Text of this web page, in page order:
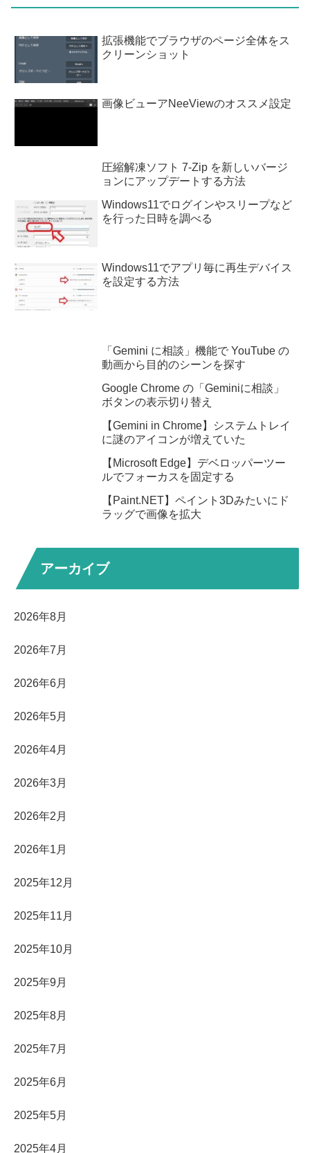
拡張機能でブラウザのページ全体をス
クリーンショット
画像ビューアNeeViewのオススメ設定
圧縮解凍ソフト 7-Zip を新しいバージ
ョンにアップデートする方法
Windows11でログインやスリープなど
を行った日時を調べる
Windows11でアプリ毎に再生デバイス
を設定する方法
「Gemini に相談」機能で YouTube の
動画から目的のシーンを探す
Google Chrome の「Geminiに相談」
ボタンの表示切り替え
【Gemini in Chrome】システムトレイ
に謎のアイコンが増えていた
【Microsoft Edge】デベロッパーツー
ルでフォーカスを固定する
【Paint.NET】ペイント3Dみたいにド
ラッグで画像を拡大
アーカイブ
2026年8月
2026年7月
2026年6月
2026年5月
2026年4月
2026年3月
2026年2月
2026年1月
2025年12月
2025年11月
2025年10月
2025年9月
2025年8月
2025年7月
2025年6月
2025年5月
2025年4月